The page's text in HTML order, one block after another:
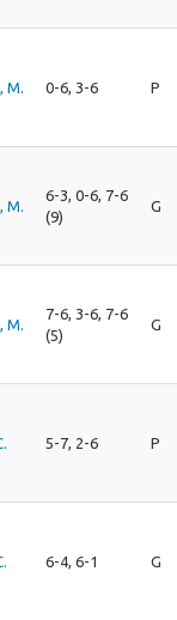
M. 0-6, 3-6 P
M.
6-3, 0-6, 7-6
(9)
G
M.
7-6, 3-6, 7-6
(5)
G
5-7, 2-6 P
6-4, 6-1 G